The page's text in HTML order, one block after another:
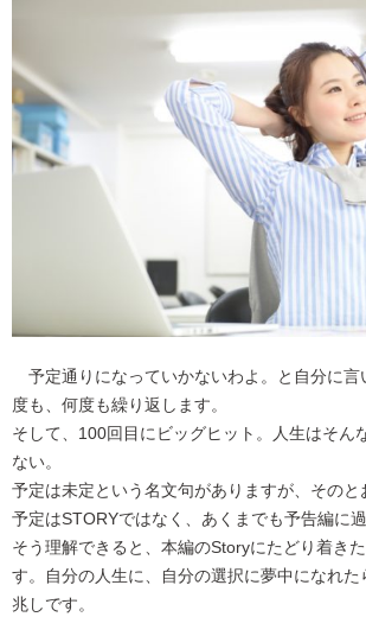
予定通りになっていかないわよ。と自分に言
度も、何度も繰り返します。
そして、100回目にビッグヒット。人生はそん
ない。
予定は未定という名文句がありますが、そのと
予定はSTORYではなく、あくまでも予告編に過
そう理解できると、本編のStoryにたどり着き
す。自分の人生に、自分の選択に夢中になれた
兆しです。